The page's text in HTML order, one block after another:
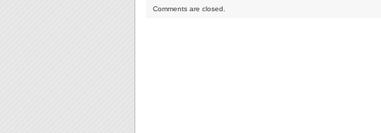
Comments are closed.